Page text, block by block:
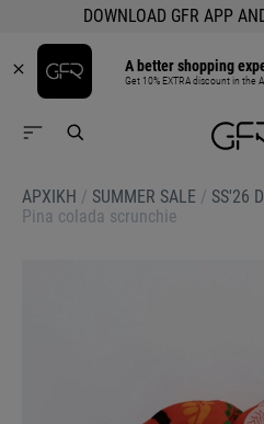
DOWNLOAD GFR APP
A better shopping
Get 10% EXTRA discount in the
ΑΡΧΙΚΉ / SUMMER SALE / SS'26
Pina colada scrunchie